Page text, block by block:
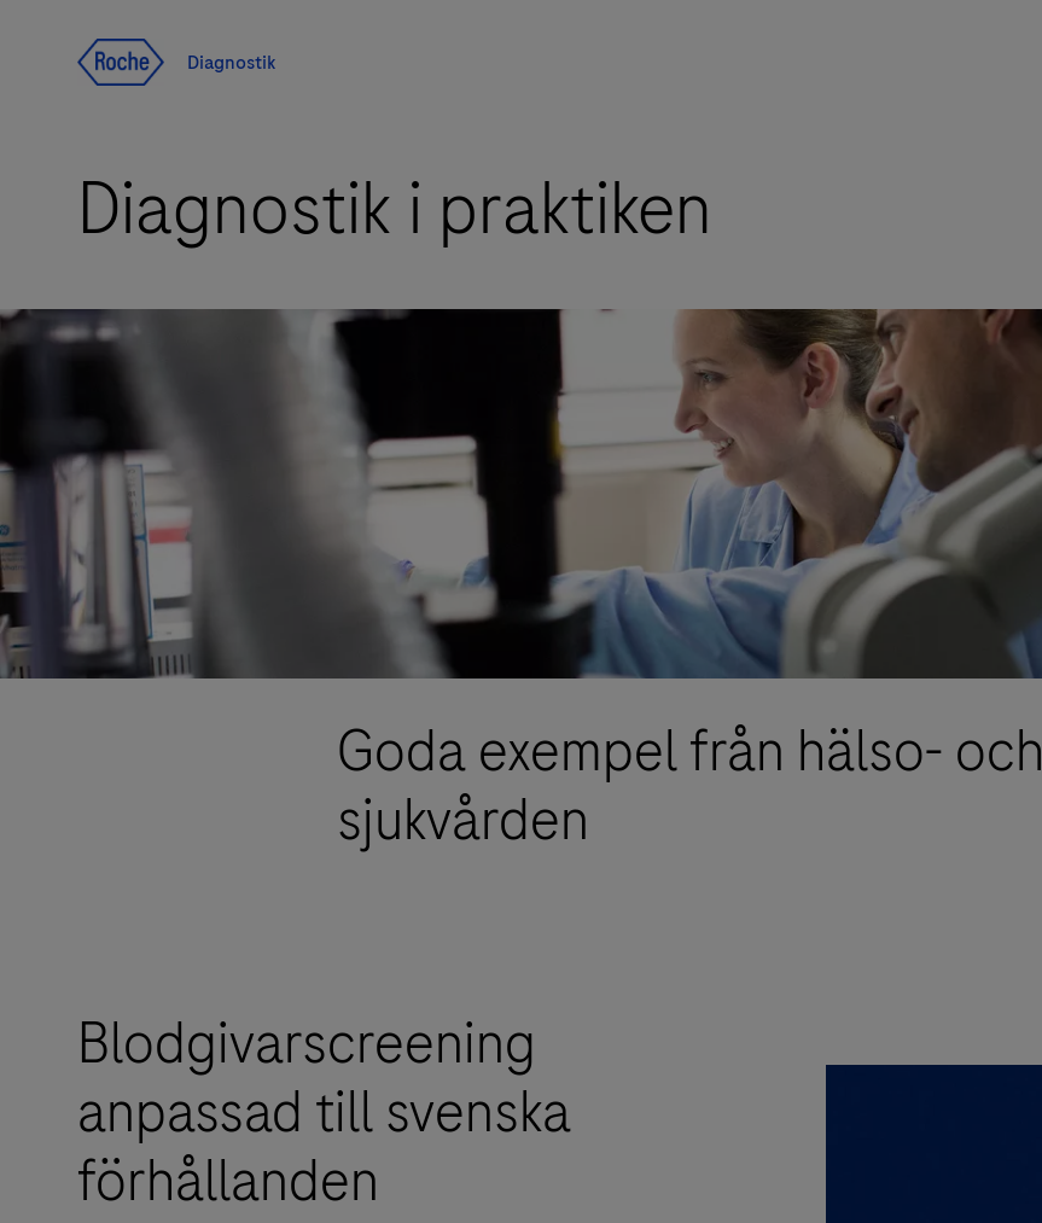
Diagnostik
Diagnostik i praktiken
Goda exempel från hälso- och
sjukvården
Blodgivarscreening
anpassad till svenska
förhållanden